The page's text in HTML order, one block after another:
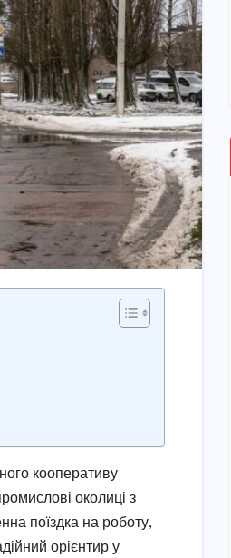
кооперативу
околиці з
поїздка на роботу,
орієнтир у